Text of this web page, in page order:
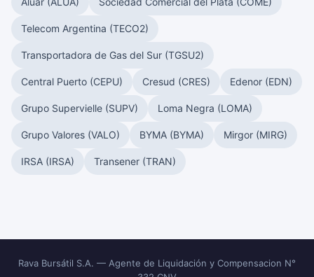
Telecom Argentina (TECO2)
Transportadora de Gas del Sur (TGSU2)
Central Puerto (CEPU) Cresud (CRES) Edenor (EDN)
Grupo Supervielle (SUPV) Loma Negra (LOMA)
Grupo Valores (VALO) BYMA (BYMA) Mirgor (MIRG)
IRSA (IRSA) Transener (TRAN)
Rava Bursátil S.A. — Agente de Liquidación y Compensacion N°